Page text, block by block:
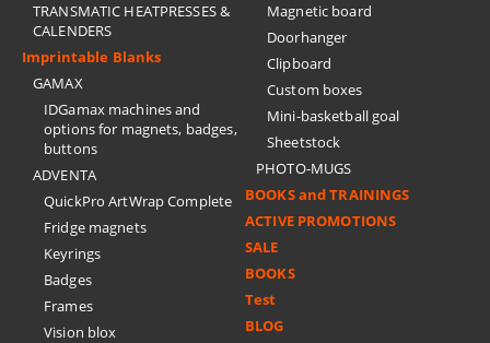
TRANSMATIC HEATPRESSES &
CALENDERS
Imprintable Blanks
GAMAX
IDGamax machines and
options for magnets, badges,
buttons
ADVENTA
QuickPro ArtWrap Complete
Fridge magnets
Keyrings
Badges
Frames
Vision blox
Magnetic board
Doorhanger
Clipboard
Custom boxes
Mini-basketball goal
Sheetstock
PHOTO-MUGS
BOOKS and TRAININGS
ACTIVE PROMOTIONS
SALE
BOOKS
Test
BLOG